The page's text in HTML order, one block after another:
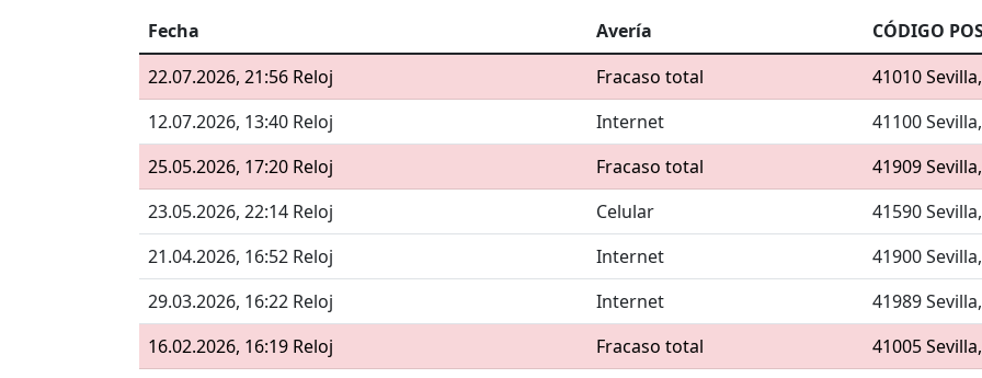
Fecha Avería
CÓDIGO
22.07.2026, 21:56 Reloj
Fracaso total
41010
12.07.2026, 13:40 Reloj
Internet
41100
25.05.2026, 17:20 Reloj
Fracaso total
41909
23.05.2026, 22:14 Reloj
Celular
41590
21.04.2026, 16:52 Reloj
Internet
41900
29.03.2026, 16:22 Reloj
Internet
41989
16.02.2026, 16:19 Reloj
Fracaso total
41005